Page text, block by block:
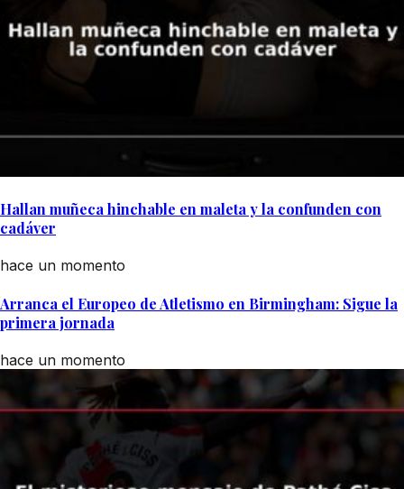
Hallan muñeca hinchable en maleta y la confunden con
cadáver
hace un momento
Arranca el Europeo de Atletismo en Birmingham: Sigue la
primera jornada
hace un momento